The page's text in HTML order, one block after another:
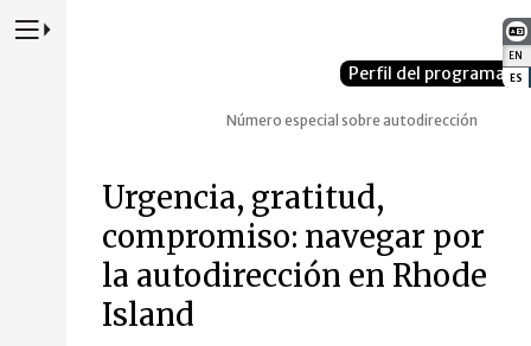
EN
ES
Presione para alternar la navegación principal del sitio web
Perfil del programa
Número especial sobre autodirección
Urgencia, gratitud,
compromiso: navegar por
la autodirección en Rhode
Island